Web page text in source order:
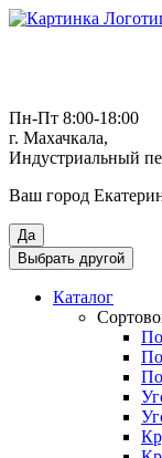
Пн-Пт 8:00-18:00
г. Махачкала,
Индустриальный
Ваш город
Да
Выбрать другой
Каталог